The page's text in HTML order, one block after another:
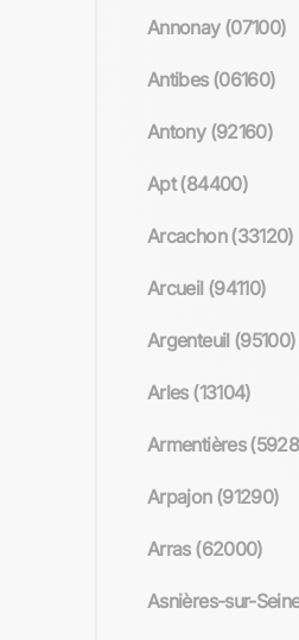
Annonay (07100)
Antibes (06160)
Antony (92160)
Apt (84400)
Arcachon (33120)
Arcueil (94110)
Argenteuil (95100)
Arles (13104)
Armentières
Arpajon (91290)
Arras (62000)
Asnières-sur-